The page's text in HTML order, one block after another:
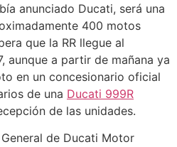
anunciado Ducati, será una
400 motos
que la RR llegue al
aunque a partir de mañana ya
en un concesionario oficial
de una Ducati 999R
de las unidades.
de Ducati Motor